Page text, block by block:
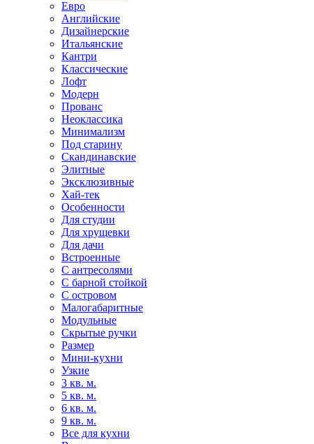
Евро
Английские
Дизайнерские
Итальянские
Кантри
Классические
Лофт
Модерн
Прованс
Неоклассика
Минимализм
Под старину
Скандинавские
Элитные
Эксклюзивные
Хай-тек
Особенности
Для студии
Для хрущевки
Для дачи
Встроенные
С антресолями
С барной стойкой
С островом
Малогабаритные
Модульные
Скрытые ручки
Размер
Мини-кухни
Узкие
3 кв. м.
5 кв. м.
6 кв. м.
9 кв. м.
Все для кухни